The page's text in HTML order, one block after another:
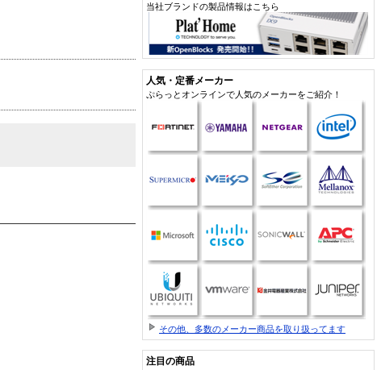
当社ブランドの製品情報はこちら
人気・定番メーカー
ぷらっとオンラインで人気のメーカーをご紹介！
その他、多数のメーカー商品を取り扱ってます
注目の商品